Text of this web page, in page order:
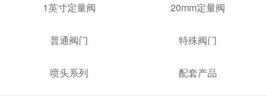
1英寸定量阀 20mm定量阀
普通阀门 特殊阀门
喷头系列 配套产品